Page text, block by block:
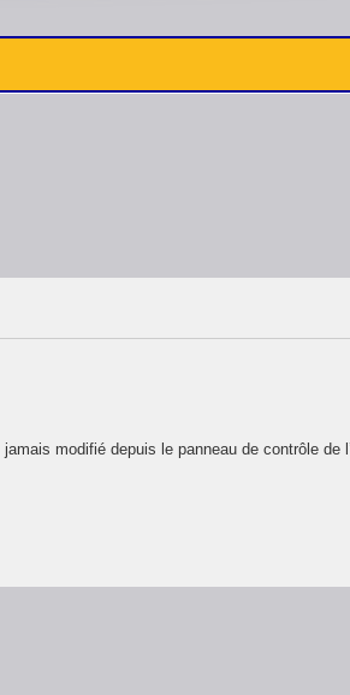
modifié depuis le panneau de contrôle